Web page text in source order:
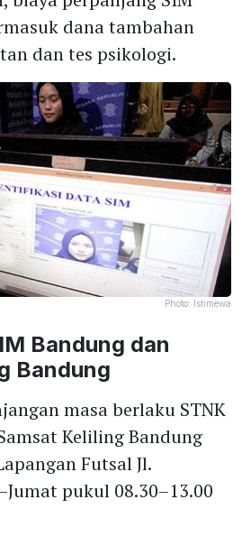
dana tambahan
dan tes psikologi.
Photo: Istimewa
Bandung dan
Bandung
masa berlaku STNK
Keliling Bandung
Futsal Jl.
pukul 08.30–13.00